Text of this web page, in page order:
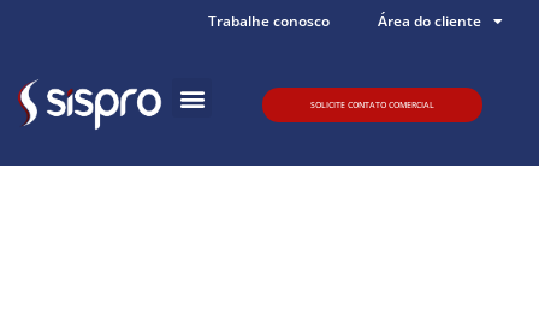
Trabalhe conosco Área do cliente
SOLICITE CONTATO COMERCIAL